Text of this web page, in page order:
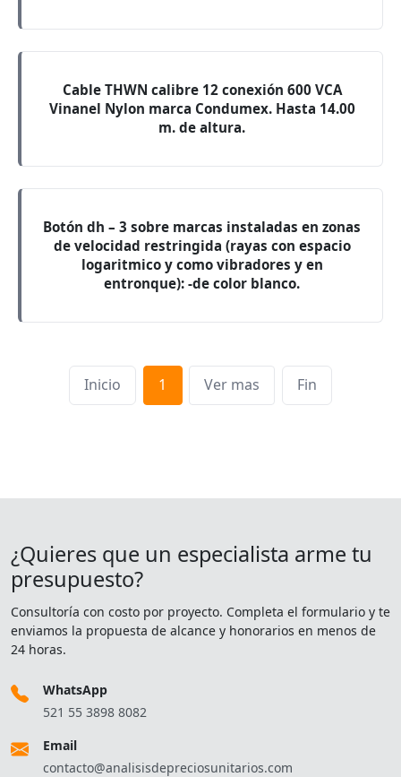
Cable THWN calibre 12 conexión 600 VCA
Vinanel Nylon marca Condumex. Hasta 14.00
m. de altura.
Botón dh – 3 sobre marcas instaladas en zonas
de velocidad restringida (rayas con espacio
logaritmico y como vibradores y en
entronque): -de color blanco.
Inicio 1 Ver mas Fin
¿Quieres que un especialista arme tu
presupuesto?
Consultoría con costo por proyecto. Completa el formulario y te
enviamos la propuesta de alcance y honorarios en menos de
24 horas.
WhatsApp
521 55 3898 8082
Email
contacto@analisisdepreciosunitarios.com